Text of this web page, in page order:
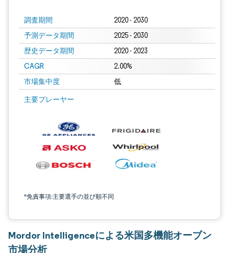
調査期間 2020 - 2030
予測データ期間 2025 - 2030
歴史データ期間 2020 - 2023
CAGR 2.00%
市場集中度 低
主要プレーヤー
*免責事項:主要選手の並び順不同
Mordor Intelligenceによる米国多機能オーブン
市場分析